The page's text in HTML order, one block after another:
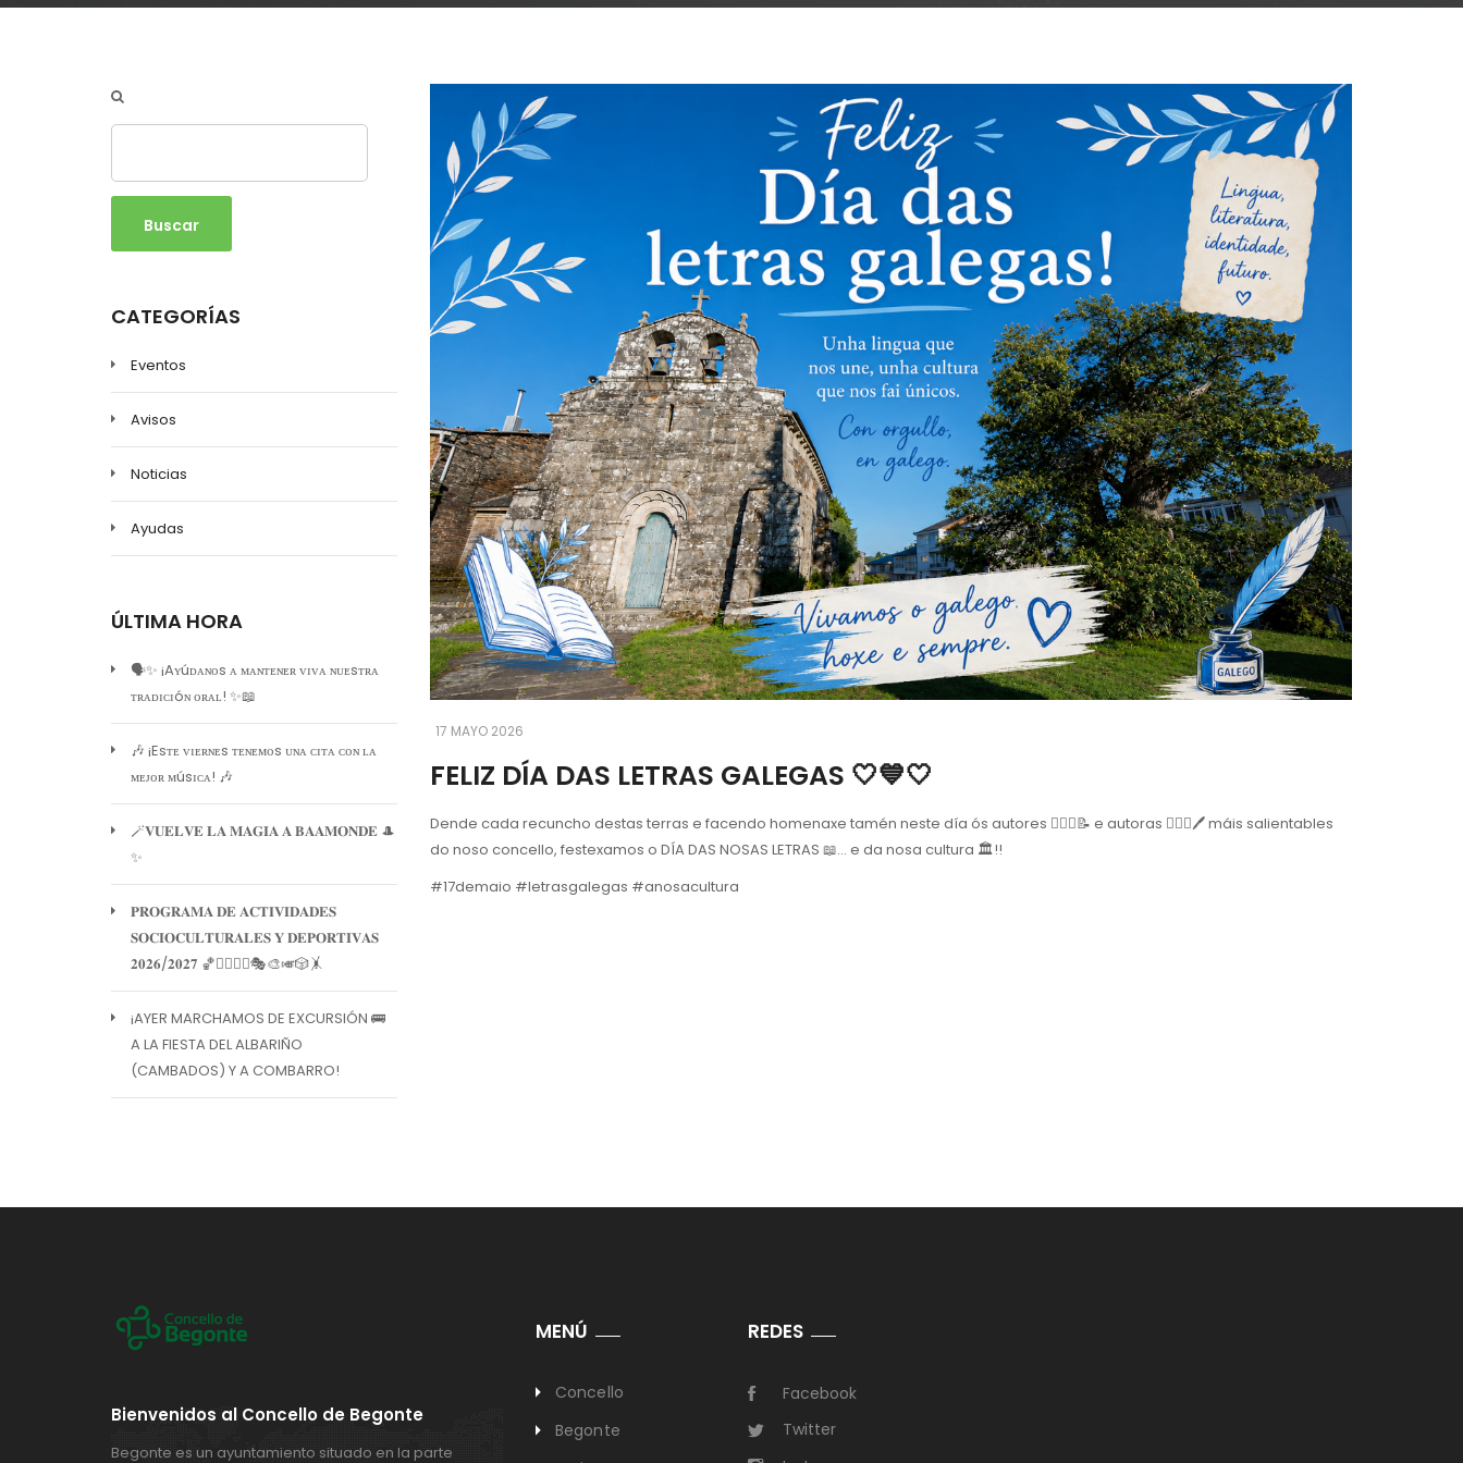
CATEGORÍAS
Eventos
Avisos
Noticias
Ayudas
ÚLTIMA HORA
🗣️✨ ¡Aʏúᴅᴀɴᴏs ᴀ ᴍᴀɴᴛᴇɴᴇʀ ᴠɪᴠᴀ ɴᴜᴇsᴛʀᴀ
ᴛʀᴀᴅɪᴄɪóɴ ᴏʀᴀʟ! ✨📖
🎶 ¡Esᴛᴇ ᴠɪᴇʀɴᴇs ᴛᴇɴᴇᴍᴏs ᴜɴᴀ ᴄɪᴛᴀ ᴄᴏɴ ʟᴀ
ᴍᴇᴊᴏʀ ᴍúsɪᴄᴀ! 🎶
🪄𝐕𝐔𝐄𝐋𝐕𝐄 𝐋𝐀 𝐌𝐀𝐆𝐈𝐀 𝐀 𝐁𝐀𝐀𝐌𝐎𝐍𝐃𝐄 🎩
✨
𝐏𝐑𝐎𝐆𝐑𝐀𝐌𝐀 𝐃𝐄 𝐀𝐂𝐓𝐈𝐕𝐈𝐃𝐀𝐃𝐄𝐒
𝐒𝐎𝐂𝐈𝐎𝐂𝐔𝐋𝐓𝐔𝐑𝐀𝐋𝐄𝐒 𝐘 𝐃𝐄𝐏𝐎𝐑𝐓𝐈𝐕𝐀𝐒
𝟐𝟎𝟐𝟔/𝟐𝟎𝟐𝟕 🏀🏊‍♀️🧘‍♀️🎭🎨🎺🎲🤸
¡AYER MARCHAMOS DE EXCURSIÓN 🚌
A LA FIESTA DEL ALBARIÑO
(CAMBADOS) Y A COMBARRO!
17 MAYO 2026
FELIZ DÍA DAS LETRAS GALEGAS 🤍💙🤍
Dende cada recuncho destas terras e facendo homenaxe tamén neste día ós autores 👱🏼‍♂️📝 e autoras 👱🏽‍♀️🖊 máis salientables
do noso concello, festexamos o DÍA DAS NOSAS LETRAS 📖... e da nosa cultura 🏛!!
#17demaio #letrasgalegas #anosacultura
Bienvenidos al Concello de Begonte
Begonte es un ayuntamiento situado en la parte
MENÚ
Concello
Begonte
REDES
Facebook
Twitter